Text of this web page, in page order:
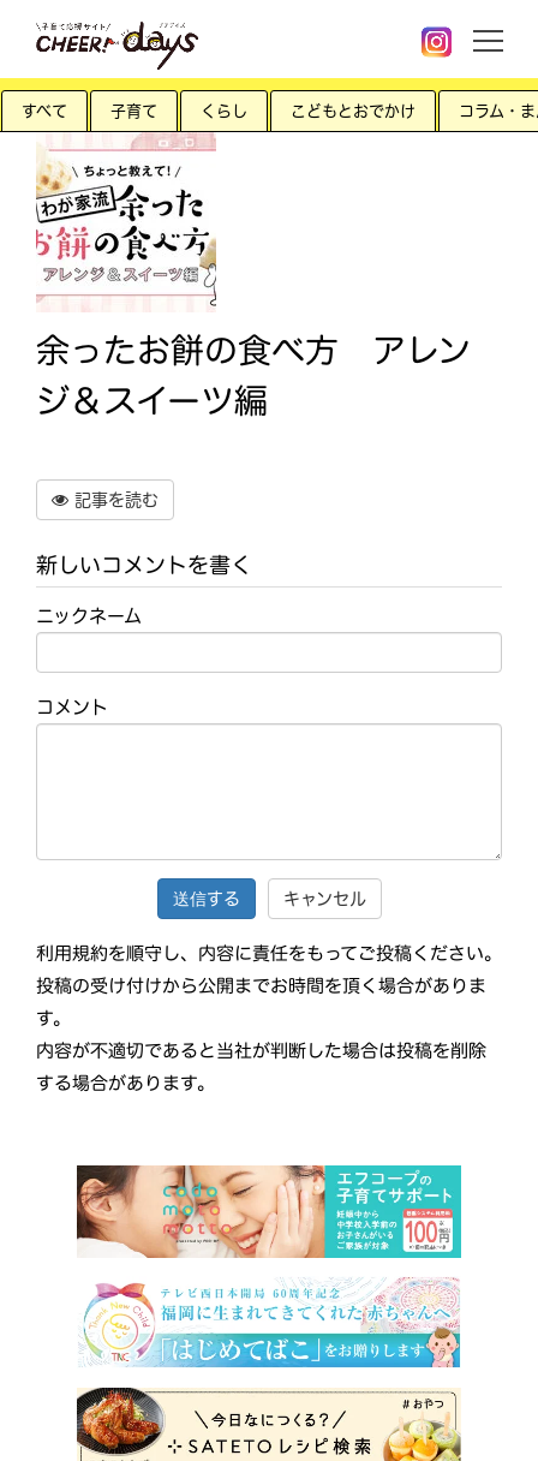
すべて 子育て くらし こどもとおでかけ コラム・
余ったお餅の食べ方 アレン
ジ＆スイーツ編
記事を読む
新しいコメントを書く
ニックネーム
コメント
キャンセル
利用規約を順守し、内容に責任をもってご投稿ください。
投稿の受け付けから公開までお時間を頂く場合がありま
す。
内容が不適切であると当社が判断した場合は投稿を削除
する場合があります。